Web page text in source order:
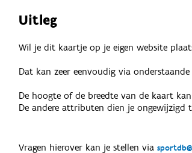
Uitleg
Wil je dit kaartje op je eigen website
Dat kan zeer eenvoudig via onderstaande
De hoogte of de breedte van de kaart
De andere attributen dien je
Vragen hierover kan je stellen via